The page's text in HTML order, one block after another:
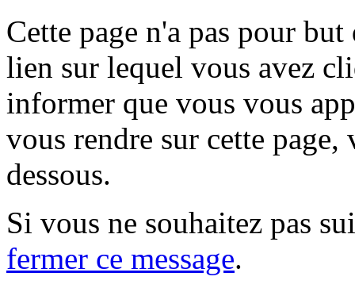
Cette page n'a pas pour
lien sur lequel vous avez
informer que vous vous
vous rendre sur cette
dessous.
Si vous ne souhaitez pas
fermer ce message.